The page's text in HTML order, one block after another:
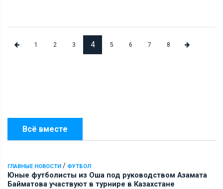
Всё вместе
ГЛАВНЫЕ НОВОСТИ / ФУТБОЛ
Юные футболисты из Оша под руководством Азамата
Байматова участвуют в турнире в Казахстане
1 2 3 4 5 6 7 8